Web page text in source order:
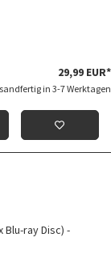
29,99 EUR*
in 3-7 Werktagen